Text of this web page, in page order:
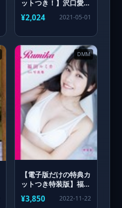
ットつき！】沢口愛華
2nd写真集 背伸び
¥2,024 2021-05-01
DMM
【電子版だけの特典カ
ットつき特装版】福田
ルミカ1st写真集
Rumika
¥3,850 2022-11-22